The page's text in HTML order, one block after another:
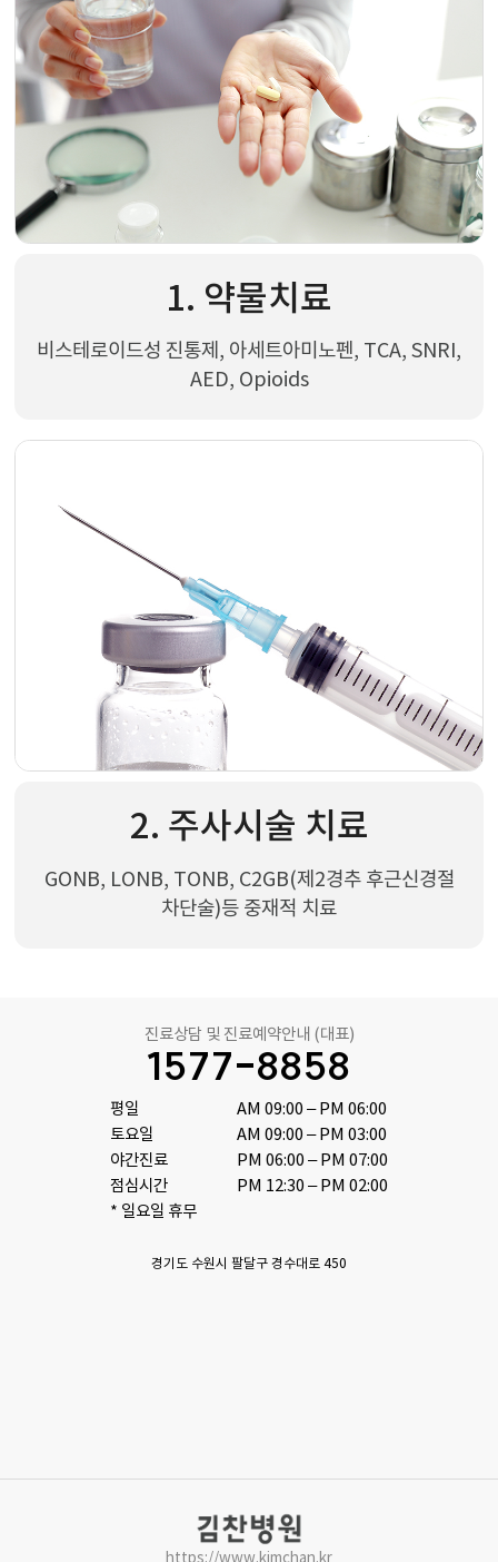
1. 약물치료
비스테로이드성 진통제, 아세트아미노펜, TCA, SNRI,
AED, Opioids
2. 주사시술 치료
GONB, LONB, TONB, C2GB(제2경추 후근신경절
차단술)등 중재적 치료
진료상담 및 진료예약안내 (대표)
1577-8858
평일
토요일
야간진료
점심시간
* 일요일 휴무
AM 09:00 – PM 06:00
AM 09:00 – PM 03:00
PM 06:00 – PM 07:00
PM 12:30 – PM 02:00
경기도 수원시 팔달구 경수대로 450